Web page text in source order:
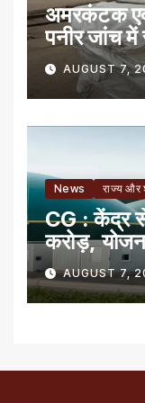
अमरकंटक
पनीर जांच में
AUGUST 7,
News राज्य और
CG : केंद्र से
करोड़,
पहला राज्य
AUGUST 7,